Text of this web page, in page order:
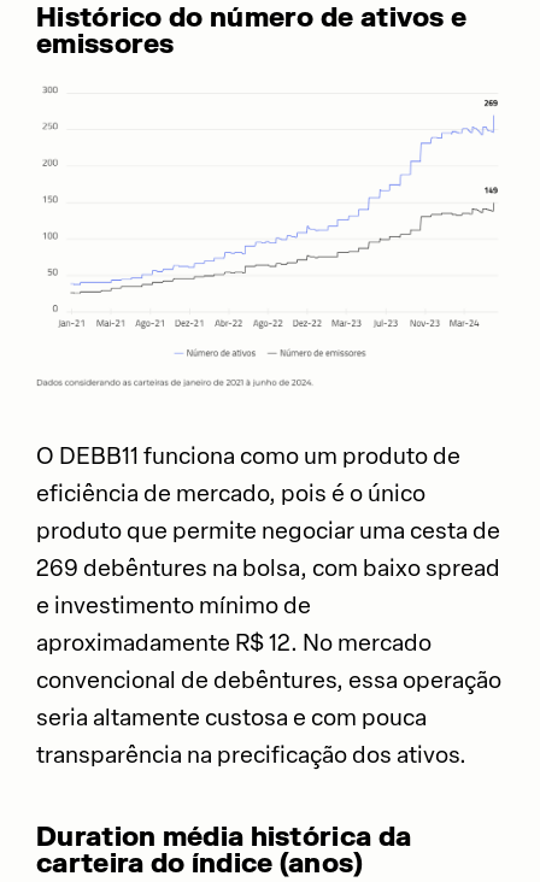
Histórico do número de ativos e
emissores
O DEBB11 funciona como um produto de
eficiência de mercado, pois é o único
produto que permite negociar uma cesta de
269 debêntures na bolsa, com baixo spread
e investimento mínimo de
aproximadamente R$ 12. No mercado
convencional de debêntures, essa operação
seria altamente custosa e com pouca
transparência na precificação dos ativos.
Duration média histórica da
carteira do índice (anos)